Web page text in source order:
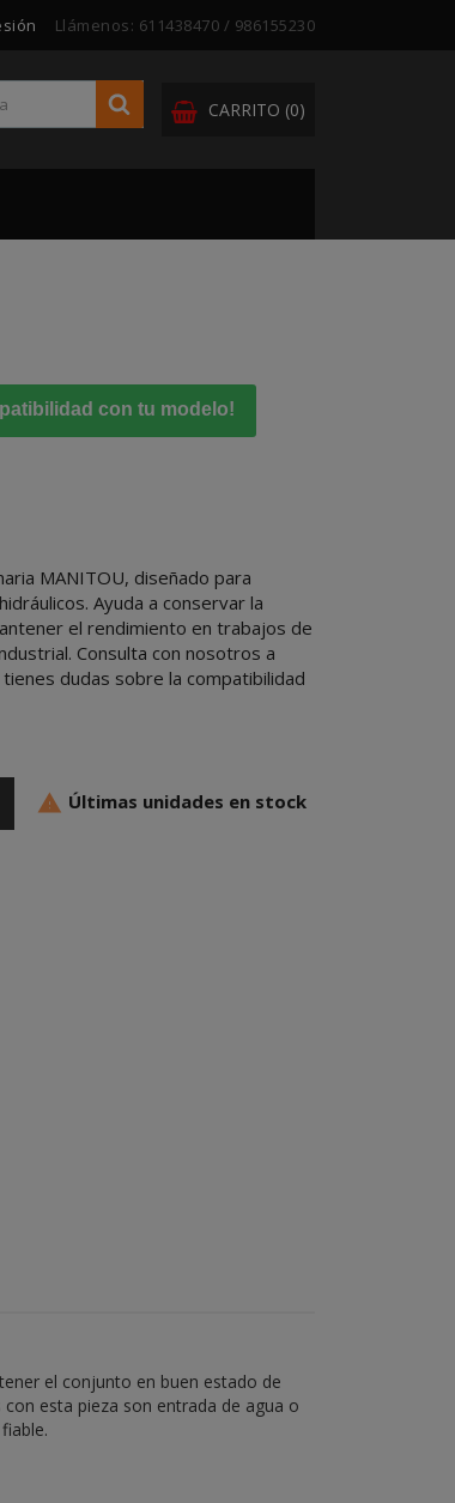
Llámenos: 611438470 / 986155230
CARRITO (0)
con tu modelo!
MANITOU, diseñado para
Ayuda a conservar la
el rendimiento en trabajos de
Consulta con nosotros a
dudas sobre la compatibilidad
 Últimas unidades en stock
el conjunto en buen estado de
esta pieza son entrada de agua o